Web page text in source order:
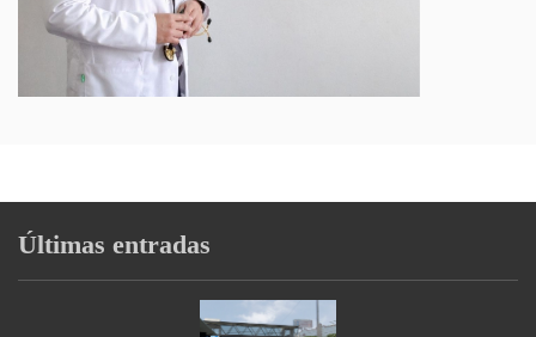
Últimas entradas